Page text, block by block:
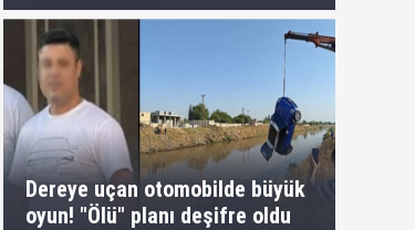
Dereye uçan otomobilde büyük
oyun! "Ölü" planı deşifre oldu